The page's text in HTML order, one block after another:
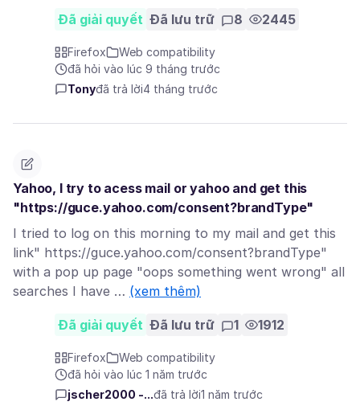
Đã giải quyết Đã lưu trữ 8 2445
Firefox
Web compatibility
đã hỏi vào lúc 9 tháng trước
Tonyđã trả lời4 tháng trước
Yahoo, I try to acess mail or yahoo and get this
"https://guce.yahoo.com/consent?brandType"
I tried to log on this morning to my mail and get this
link" https://guce.yahoo.com/consent?brandType"
with a pop up page "oops something went wrong" all
searches I have … (xem thêm)
Đã giải quyết Đã lưu trữ 1 1912
Firefox
Web compatibility
đã hỏi vào lúc 1 năm trước
jscher2000 -...đã trả lời1 năm trước